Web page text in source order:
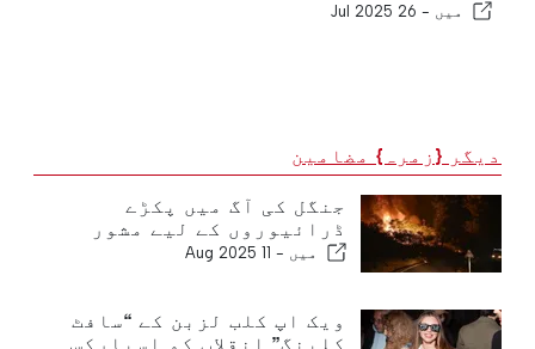
میں - 26 Jul 2025
دیگر {زمرہ} مضامین
جنگل کی آگ میں پکڑے
ڈرائیوروں کے لیے مشور
میں - 11 Aug 2025
ویک اپ کلب لزبن کے “سافٹ
کلبنگ” انقلاب کو اسپارکس